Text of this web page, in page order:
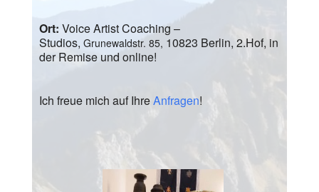
Ort: Voice Artist Coaching –
Studios, Grunewaldstr. 85, 10823 Berlin, 2.Hof, in
der Remise und online!
Ich freue mich auf IhreAnfragen!